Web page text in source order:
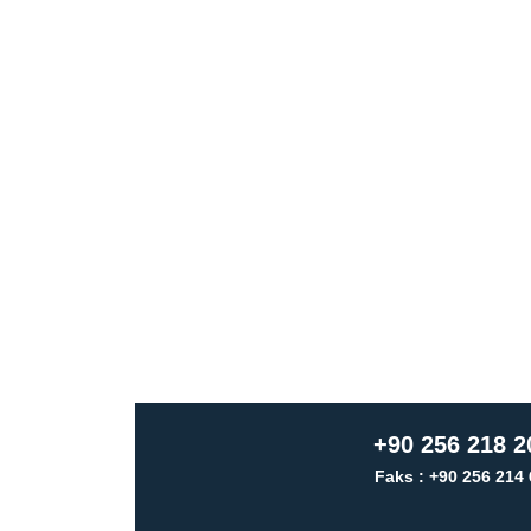
+90 256 218
Faks : +90 256 214